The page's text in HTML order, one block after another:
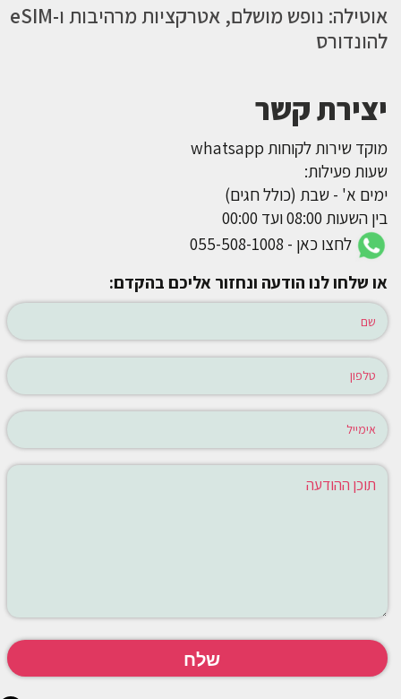
אוטילה: נופש מושלם, אטרקציות מרהיבות ו-eSIM
להונדורס
יצירת קשר
מוקד שירות לקוחות whatsapp
שעות פעילות:
ימים א' - שבת (כולל חגים)
בין השעות 08:00 ועד 00:00
לחצו כאן - 055-508-1008
או שלחו לנו הודעה ונחזור אליכם בהקדם: